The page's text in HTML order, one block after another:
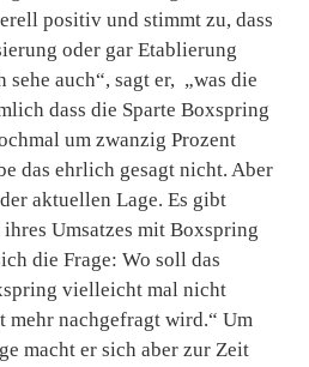
positiv und stimmt zu, dass
oder gar Etablierung
auch“, sagt er, „was die
dass die Sparte Boxspring
um zwanzig Prozent
das ehrlich gesagt nicht. Aber
aktuellen Lage. Es gibt
Umsatzes mit Boxspring
die Frage: Wo soll das
vielleicht mal nicht
mehr nachgefragt wird.“ Um
macht er sich aber zur Zeit